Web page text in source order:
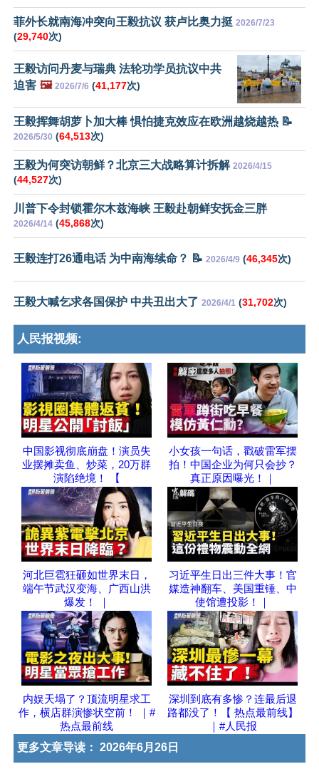
菲外长就南海冲突向王毅抗议 获卢比奥力挺 2026/7/23
(29,740次)
王毅访问丹麦与瑞典 法轮功学员抗议中共
迫害 🖼️ 2026/7/6 (41,177次)
王毅挥舞胡萝卜加大棒 惧怕捷克效应在欧洲越烧越热 📝
2026/5/30 (64,513次)
王毅为何突访朝鲜？北京三大战略算计拆解 2026/4/15
(44,527次)
川普下令封锁霍尔木兹海峡 王毅赴朝鲜安抚金三胖
2026/4/14 (45,868次)
王毅连打26通电话 为中南海续命？ 📝 2026/4/9 (46,345次)
王毅大喊乞求各国保护 中共丑出大了 2026/4/1 (31,702次)
人民报视频:
中国影视彻底崩盘！演员失
业摆摊卖鱼、炒菜，20万群
演陷绝境！ 【
小女孩一句话，戳破雷军摆
拍！中国企业为何只会抄？
真正原因曝光！｜
河北巨雹狂砸如世界末日，
端午节武汉变海、广西山洪
爆发！ ｜
习近平生日出三件大事！官
媒造神翻车、美国重锤、中
使馆遭投影！｜
内娱天塌了？顶流明星求工
作，横店群演惨状空前！ ｜#
热点最前线
深圳到底有多惨？连最后退
路都没了！【 热点最前线】
｜#人民报
更多文章导读： 2026年6月26日